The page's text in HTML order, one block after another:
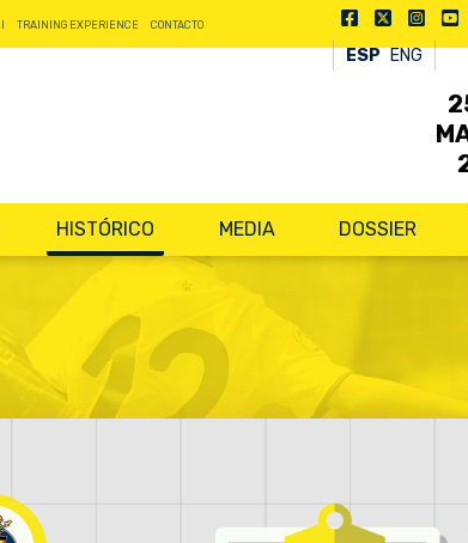
TRAINING EXPERIENCE CONTACTO
ESP ENG
HISTÓRICO MEDIA DOSSIER